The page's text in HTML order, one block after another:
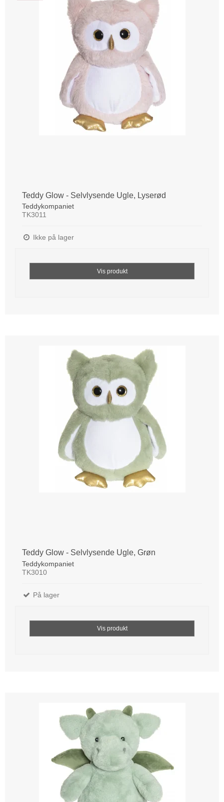
Teddy Glow - Selvlysende Ugle, Lyserød
Teddykompaniet
TK3011
Ikke på lager
Vis produkt
Teddy Glow - Selvlysende Ugle, Grøn
Teddykompaniet
TK3010
På lager
Vis produkt